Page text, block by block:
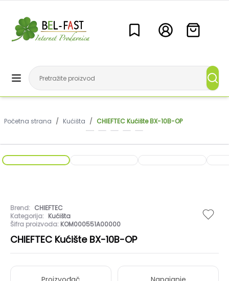
Početna strana / Kućišta / CHIEFTEC Kućište BX-10B-OP
Brend: CHIEFTEC
Kategorija: Kućišta
Šifra proizvoda: KOM000551A00000
CHIEFTEC Kućište BX-10B-OP